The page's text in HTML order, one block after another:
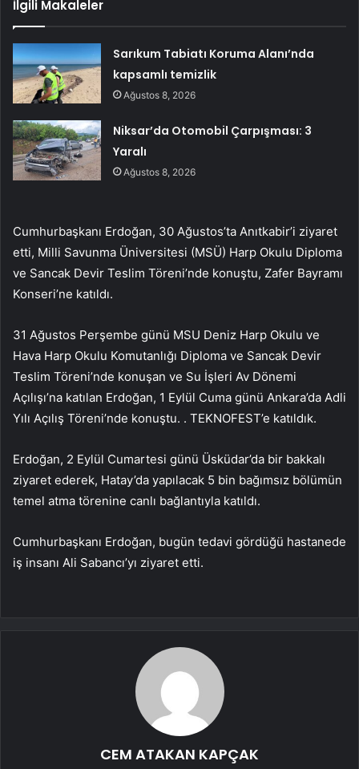
İlgili Makaleler
Sarıkum Tabiatı Koruma Alanı’nda
kapsamlı temizlik
Ağustos 8, 2026
Niksar’da Otomobil Çarpışması: 3
Yaralı
Ağustos 8, 2026
Cumhurbaşkanı Erdoğan, 30 Ağustos’ta Anıtkabir’i ziyaret
etti, Milli Savunma Üniversitesi (MSÜ) Harp Okulu Diploma
ve Sancak Devir Teslim Töreni’nde konuştu, Zafer Bayramı
Konseri’ne katıldı.
31 Ağustos Perşembe günü MSU Deniz Harp Okulu ve
Hava Harp Okulu Komutanlığı Diploma ve Sancak Devir
Teslim Töreni’nde konuşan ve Su İşleri Av Dönemi
Açılışı’na katılan Erdoğan, 1 Eylül Cuma günü Ankara’da Adli
Yılı Açılış Töreni’nde konuştu. . TEKNOFEST’e katıldık.
Erdoğan, 2 Eylül Cumartesi günü Üsküdar’da bir bakkalı
ziyaret ederek, Hatay’da yapılacak 5 bin bağımsız bölümün
temel atma törenine canlı bağlantıyla katıldı.
Cumhurbaşkanı Erdoğan, bugün tedavi gördüğü hastanede
iş insanı Ali Sabancı’yı ziyaret etti.
CEM ATAKAN KAPÇAK